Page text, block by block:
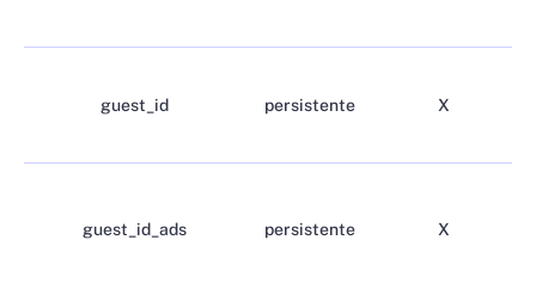
guest_id persistente X
guest_id_ads persistente X